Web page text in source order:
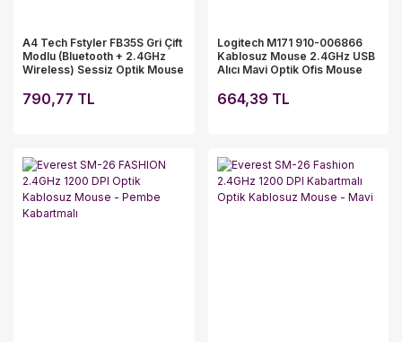
A4 Tech Fstyler FB35S Gri Çift
Modlu (Bluetooth + 2.4GHz
Wireless) Sessiz Optik Mouse
790,77 TL
Logitech M171 910-006866
Kablosuz Mouse 2.4GHz USB
Alıcı Mavi Optik Ofis Mouse
664,39 TL